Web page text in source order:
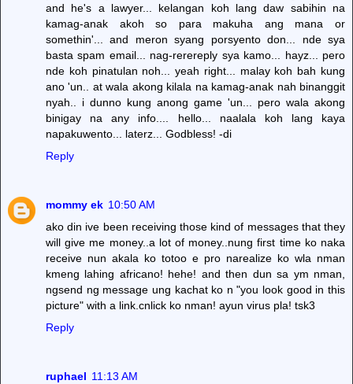
and he's a lawyer... kelangan koh lang daw sabihin na
kamag-anak akoh so para makuha ang mana or
somethin'... and meron syang porsyento don... nde sya
basta spam email... nag-rerereply sya kamo... hayz... pero
nde koh pinatulan noh... yeah right... malay koh bah kung
ano 'un.. at wala akong kilala na kamag-anak nah binanggit
nyah.. i dunno kung anong game 'un... pero wala akong
binigay na any info.... hello... naalala koh lang kaya
napakuwento... laterz... Godbless! -di
Reply
mommy ek 10:50 AM
ako din ive been receiving those kind of messages that they
will give me money..a lot of money..nung first time ko naka
receive nun akala ko totoo e pro narealize ko wla nman
kmeng lahing africano! hehe! and then dun sa ym nman,
ngsend ng message ung kachat ko n "you look good in this
picture" with a link.cnlick ko nman! ayun virus pla! tsk3
Reply
ruphael 11:13 AM